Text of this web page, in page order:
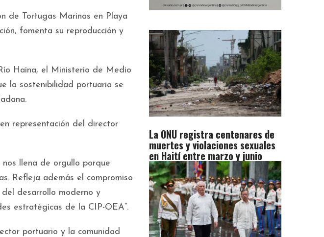
de Tortugas Marinas en Playa
fomenta su reproducción y
Haina, el Ministerio de Medio
la sostenibilidad portuaria se
representación del director
llena de orgullo porque
Refleja además el compromiso
desarrollo moderno y
estratégicas de la CIP-OEA”.
portuario y la comunidad
La ONU registra centenares de
muertes y violaciones sexuales
en Haití entre marzo y junio